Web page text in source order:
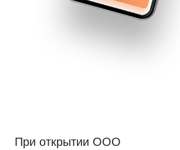
При открытии ООО